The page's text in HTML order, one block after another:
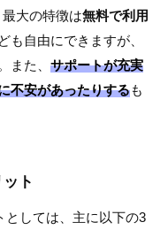
大の特徴は無料で利用
も自由にできますが、
また、 サポートが充実
不安があったりするも
ト
としては、主に以下の3